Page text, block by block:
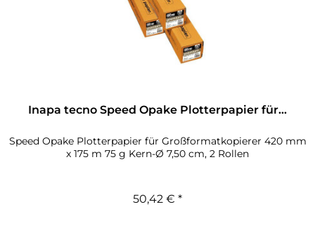
Inapa tecno Speed Opake Plotterpapier für...
Speed Opake Plotterpapier für Großformatkopierer 420 mm
x 175 m 75 g Kern-Ø 7,50 cm, 2 Rollen
50,42 € *